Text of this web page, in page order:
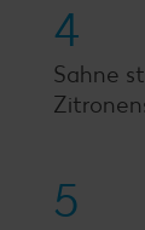
4
Sahne
5